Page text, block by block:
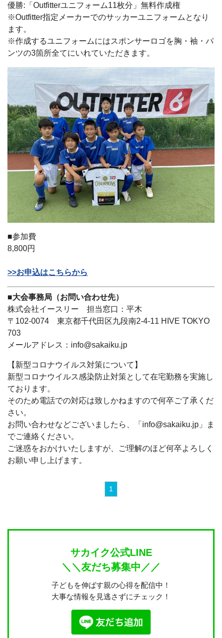
優勝:「Outfitterユニフォーム11枚分」無料作成権
※Outfitter指定メーカーでのサッカーユニフォームとなり
ます。
※作成するユニフォームにはスポンサーロゴを胸・袖・パ
ンツの3箇所全てにいれていただきます。
■参加費
8,800円
>>お申込はこちらから
■大会事務局（お問い合わせ先）
株式会社イースリー 担当窓口：平木
〒102-0074 東京都千代田区九段南2-4-11 HIVE TOKYO
703
メールアドレス：info@sakaiku.jp
【新型コロナウイルス対策について】
新型コロナウイルス感染防止対策として在宅勤務を実施し
ております。
そのため電話での対応は致しかねますので何卒ご了承くだ
さい。
お問い合わせなどございましたら、「info@sakaiku.jp」ま
でご連絡ください。
ご迷惑をおかけいたしますが、ご理解のほど何卒よろしく
お願い申し上げます。
1
サカイク公式LINE
＼＼友だち募集中／／
子どもを伸ばす親の心得を配信中！
大事な情報を見逃さずにチェック！